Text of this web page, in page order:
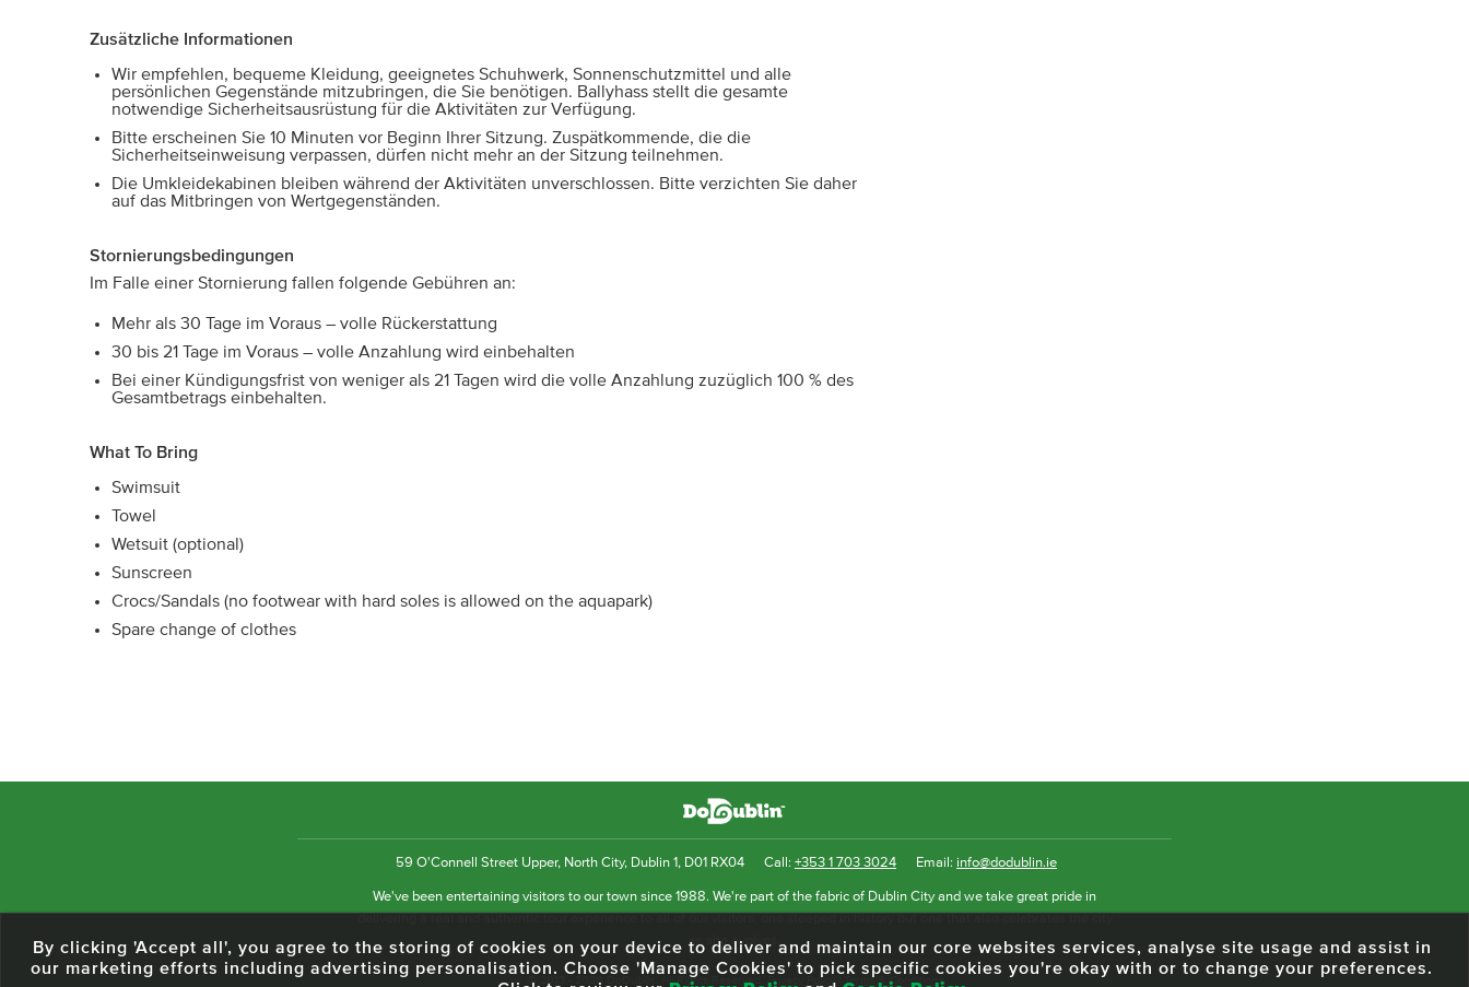
Zusätzliche Informationen
Wir empfehlen, bequeme Kleidung, geeignetes Schuhwerk, Sonnenschutzmittel und alle
persönlichen Gegenstände mitzubringen, die Sie benötigen. Ballyhass stellt die gesamte
notwendige Sicherheitsausrüstung für die Aktivitäten zur Verfügung.
Bitte erscheinen Sie 10 Minuten vor Beginn Ihrer Sitzung. Zuspätkommende, die die
Sicherheitseinweisung verpassen, dürfen nicht mehr an der Sitzung teilnehmen.
Die Umkleidekabinen bleiben während der Aktivitäten unverschlossen. Bitte verzichten Sie daher
auf das Mitbringen von Wertgegenständen.
Stornierungsbedingungen
Im Falle einer Stornierung fallen folgende Gebühren an:
Mehr als 30 Tage im Voraus – volle Rückerstattung
30 bis 21 Tage im Voraus – volle Anzahlung wird einbehalten
Bei einer Kündigungsfrist von weniger als 21 Tagen wird die volle Anzahlung zuzüglich 100 % des
Gesamtbetrags einbehalten.
What To Bring
Swimsuit
Towel
Wetsuit (optional)
Sunscreen
Crocs/Sandals (no footwear with hard soles is allowed on the aquapark)
Spare change of clothes
59 O'Connell Street Upper, North City, Dublin 1, D01 RX04 Call: +353 1 703 3024 Email: info@dodublin.ie
We've been entertaining visitors to our town since 1988. We're part of the fabric of Dublin City and we take great pride in
as she evolves.
© 2013 - 2026 DoDublin. All Rights Reserved. Privacy Policy Terms & Conditions
By clicking 'Accept all', you agree to the storing of cookies on your device to deliver and maintain our core websites services, analyse site usage and assist in
our marketing efforts including advertising personalisation. Choose 'Manage Cookies' to pick specific cookies you're okay with or to change your preferences.